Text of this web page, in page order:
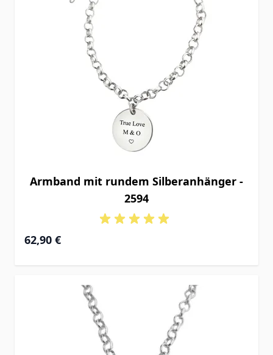
Armband mit rundem Silberanhänger -
2594
62,90 €